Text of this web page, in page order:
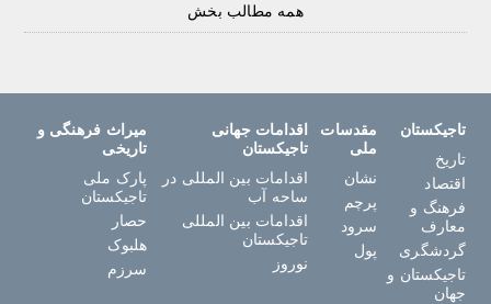
همه مطالب بخش
تاجیکستان
تاریخ
اقتصاد
فرهنگ و
معارف
گردشگری
تاجیکستان و
جهان
مقدسات
ملی
نشان
پرچم
سرود
پول
اقدامات جهانی
تاجیکستان
اقدامات بین المللی در
ساحه آب
اقدامات بین المللی
تاجیکستان
نوروز
میراث فرهنگی و
تاریخی
پارک ملی
تاجیکستان
حصار
هلبوک
سرزم